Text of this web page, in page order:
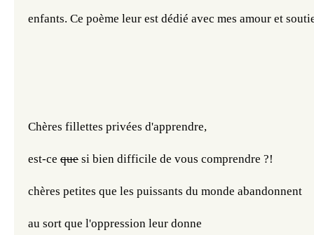
enfants. Ce poème leur est dédié avec mes amour et
Chères fillettes privées d'apprendre,
est-ce que si bien difficile de vous comprendre ?!
chères petites que les puissants du monde abandonnent
au sort que l'oppression leur donne